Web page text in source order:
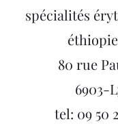
spécialités
80 rue
6903-
tel: 09 50